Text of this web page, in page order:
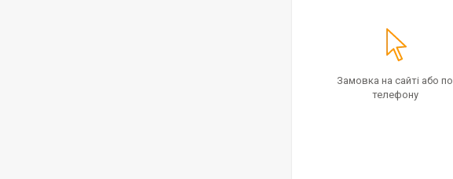
Замовка на сайті або по
телефону